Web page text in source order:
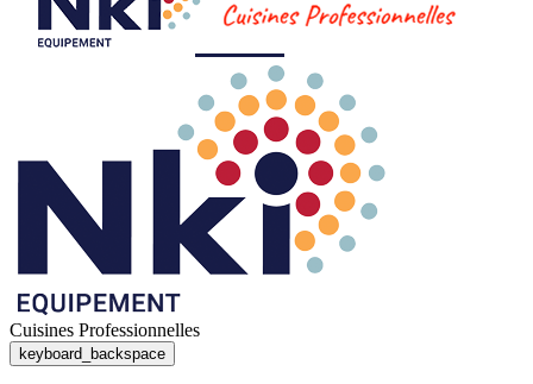
Cuisines Professionnelles
keyboard_backspace